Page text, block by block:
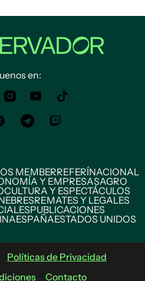
en:
MEMBERREFERÍNACIONAL
Y EMPRESASAGRO
CULTURA Y ESPECTÁCULOS
REMATES Y LEGALES
PUBLICACIONES
ESPAÑAESTADOS UNIDOS
Políticas de Privacidad
Contacto